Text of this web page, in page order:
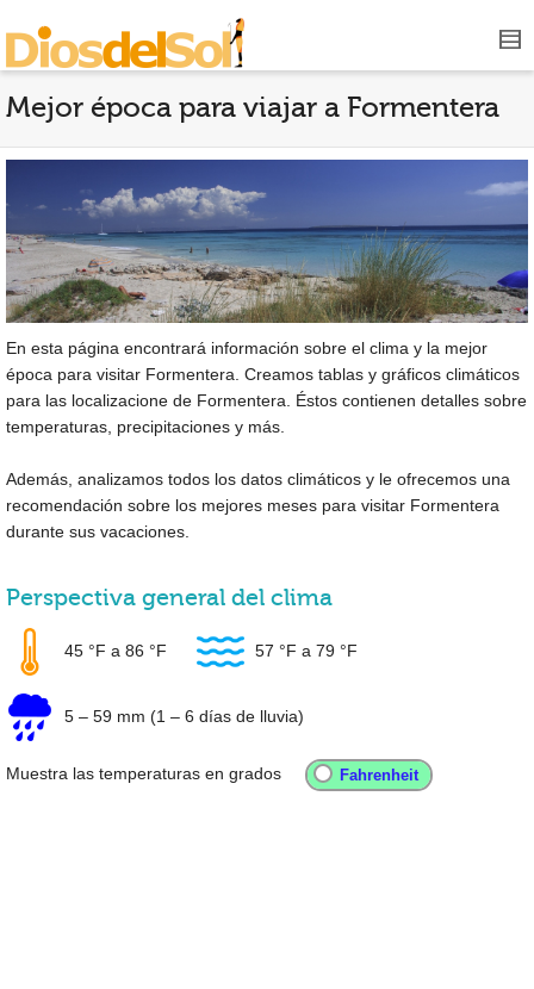
Mejor época para viajar a Formentera
En esta página encontrará información sobre el clima y la mejor
época para visitar Formentera. Creamos tablas y gráficos climáticos
para las localizacione de Formentera. Éstos contienen detalles sobre
temperaturas, precipitaciones y más.
Además, analizamos todos los datos climáticos y le ofrecemos una
recomendación sobre los mejores meses para visitar Formentera
durante sus vacaciones.
Perspectiva general del clima
45 °F a 86 °F 57 °F a 79 °F
5 – 59 mm (1 – 6 días de lluvia)
Muestra las temperaturas en grados